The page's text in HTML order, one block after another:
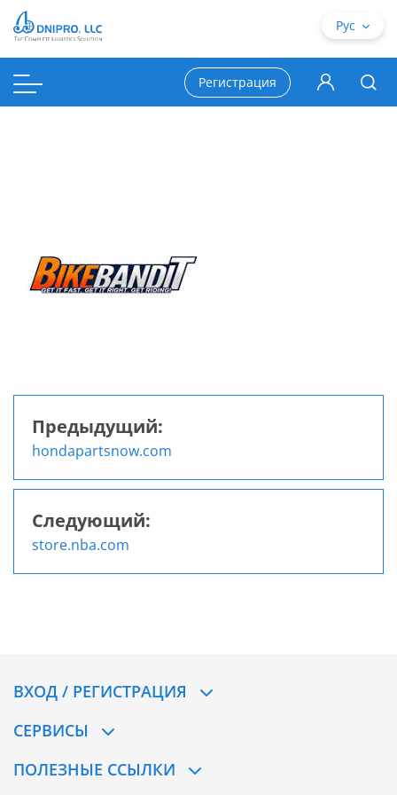
Навигация
по
записям
Предыдущий:
hondapartsnow.com
Следующий:
store.nba.com
Рус
Регистрация
ВХОД / РЕГИСТРАЦИЯ
СЕРВИСЫ
ПОЛЕЗНЫЕ ССЫЛКИ